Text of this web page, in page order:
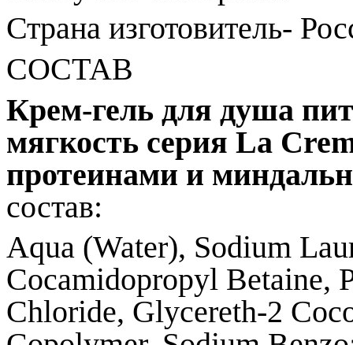
Страна изготовитель-
СОСТАВ
Крем-гель для душа
мягкость серия La
протеинами и
состав:
Aqua (Water), Sodium
Cocamidopropyl Betaine,
Chloride, Glycereth-2